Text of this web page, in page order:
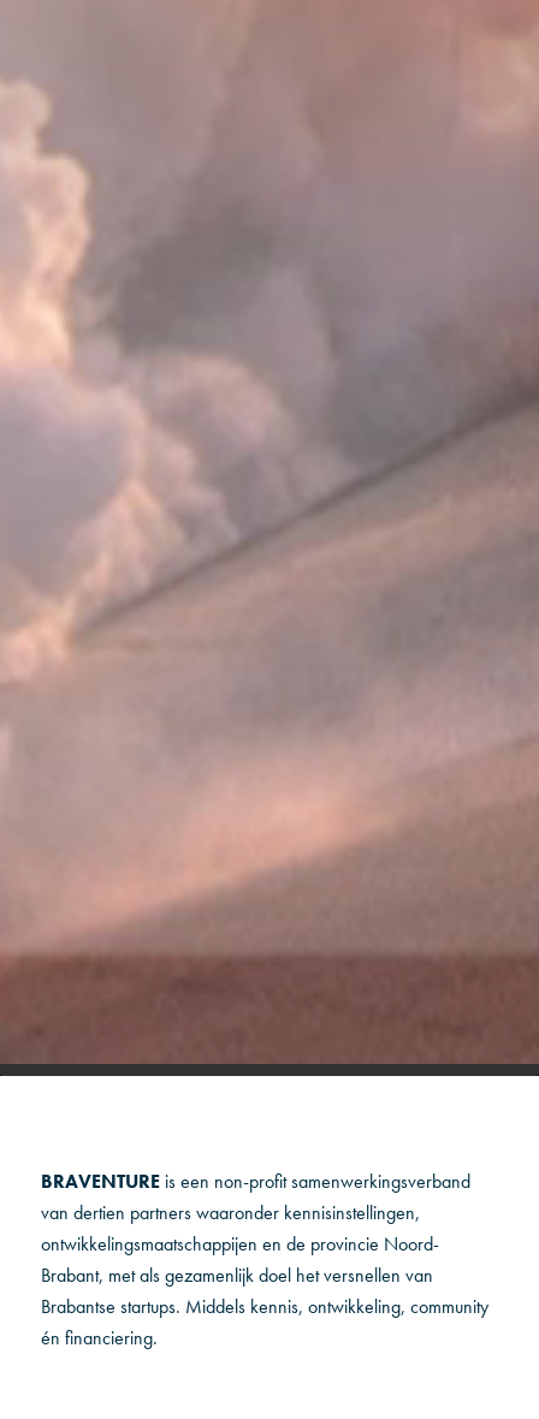
BRAVENTURE is een non-profit samenwerkingsverband
van dertien partners waaronder kennisinstellingen,
ontwikkelingsmaatschappijen en de provincie Noord-
Brabant, met als gezamenlijk doel het versnellen van
Brabantse startups. Middels kennis, ontwikkeling, community
én financiering.